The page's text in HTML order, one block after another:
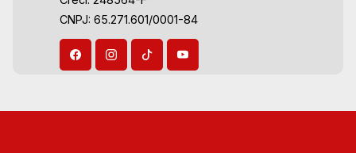
CNPJ: 65.271.601/0001-84